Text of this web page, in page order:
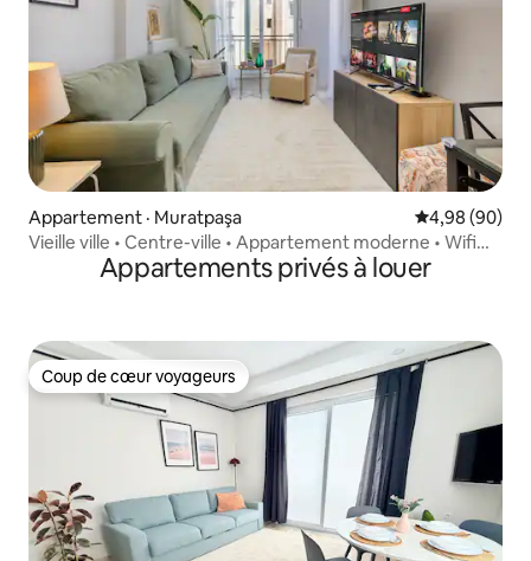
Appartement · Muratpaşa Note
4,98 (90)
Vieille ville • Centre-ville • Appartement moderne • Wifi
Appartements privés à louer
Coup de cœur voyageurs
Coup de cœur voyageurs